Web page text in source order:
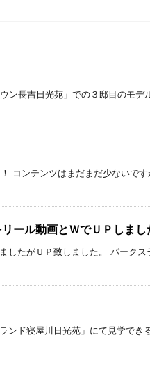
長吉日光苑」での３邸目のモ
コンテンツはまだまだ少ないで
ール動画とＷでＵＰしまし
たがＵＰ致しました。 パーク
ド寝屋川日光苑」にて見学で